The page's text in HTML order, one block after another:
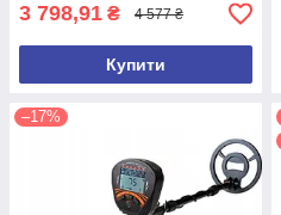
3 798,91 ₴ 4 577 ₴
Купити
–17%